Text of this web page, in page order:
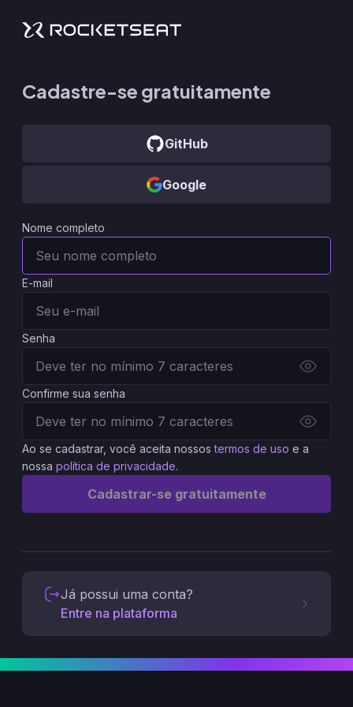
Cadastre-se gratuitamente
GitHub
Google
Nome completo
E-mail
Senha
Confirme sua senha
Ao se cadastrar, você aceita nossos termos de uso e a
nossa política de privacidade.
Cadastrar-se gratuitamente
Já possui uma conta?
Entre na plataforma